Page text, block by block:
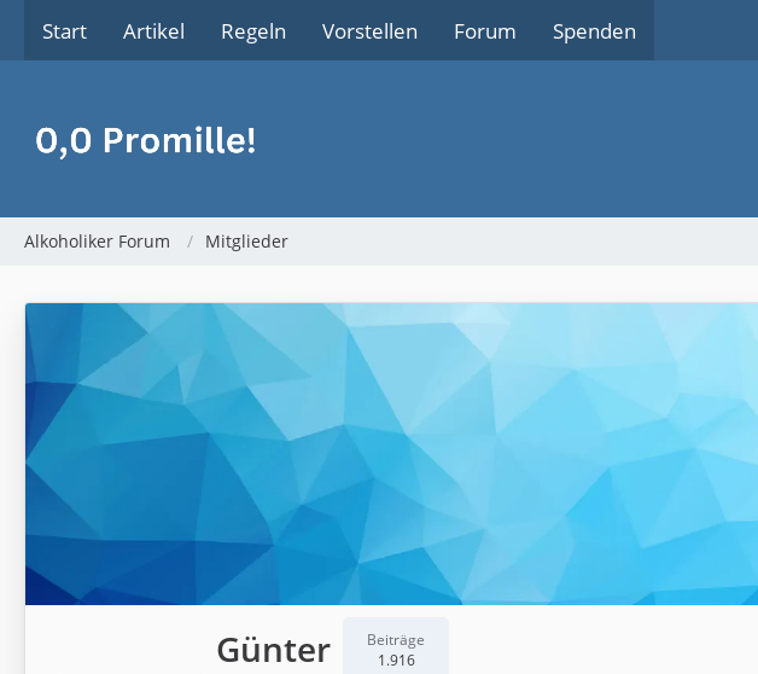
Start Artikel Regeln Vorstellen Forum Spenden
Alkoholiker Forum Mitglieder
Günter
Beiträge
1.916